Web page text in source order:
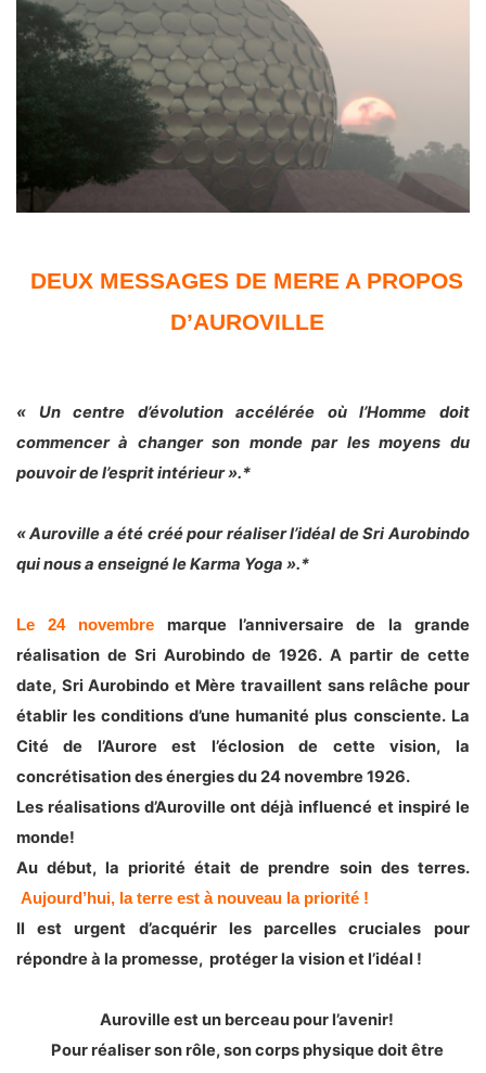
DEUX MESSAGES DE MERE A PROPOS
D’AUROVILLE
« Un centre d’évolution accélérée où l’Homme doit
commencer à changer son monde par les moyens du
pouvoir de l’esprit intérieur ».*
« Auroville a été créé pour réaliser l’idéal de Sri Aurobindo
qui nous a enseigné le Karma Yoga ».*
Le 24 novembremarque l’anniversaire de la grande
réalisation de Sri Aurobindo de 1926. A partir de cette
date, Sri Aurobindo et Mère travaillent sans relâche pour
établir les conditions d’une humanité plus consciente. La
Cité de l’Aurore est l’éclosion de cette vision, la
concrétisation des énergies du 24 novembre 1926.
Les réalisations d’Auroville ont déjà influencé et inspiré le
monde!
Au début, la priorité était de prendre soin des terres.
Aujourd’hui, la terre est à nouveau la priorité !
Il est urgent d’acquérir les parcelles cruciales pour
répondre à la promesse, protéger la vision et l’idéal !
Auroville est un berceau pour l’avenir!
Pour réaliser son rôle, son corps physique doit être